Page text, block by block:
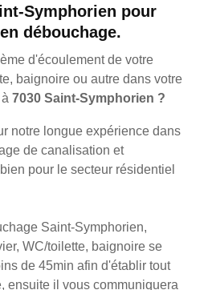
Symphorien pour
débouchage.
d'écoulement de votre
baignoire ou autre dans votre
7030 Saint-Symphorien ?
notre longue expérience dans
de canalisation et
pour le secteur résidentiel
Saint-Symphorien,
WC/toilette, baignoire se
de 45min afin d'établir tout
ensuite il vous communiquera